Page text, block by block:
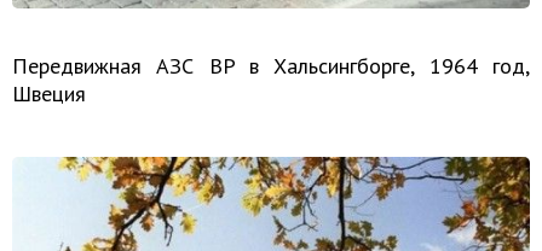
Передвижная АЗС BP в Хальсингборге, 1964 год,
Швеция